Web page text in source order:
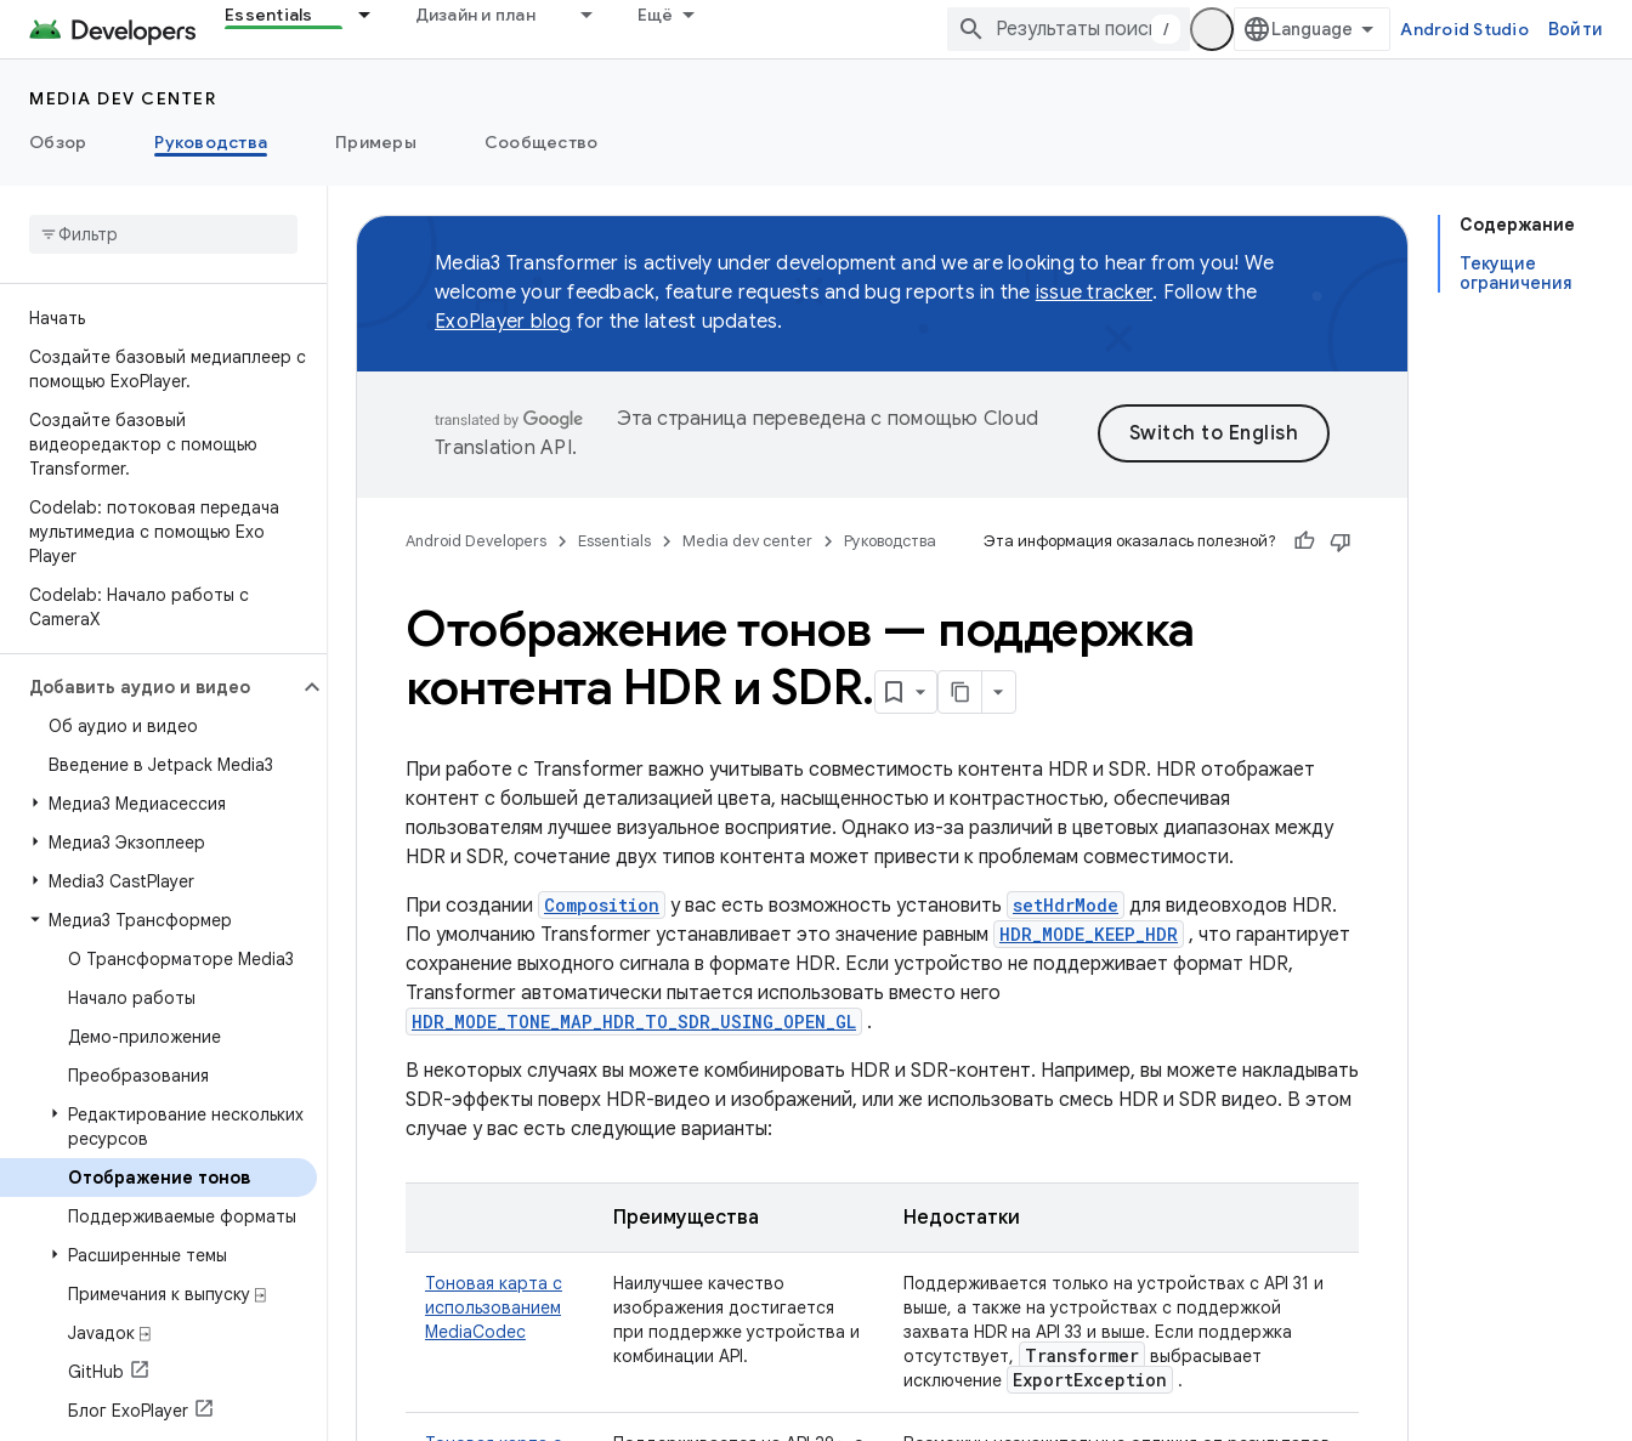
Essentials Дизайн и план Ещё
/ Android Studio Войти
MEDIA DEV CENTER
Обзор
Руководства Примеры Сообщество
Начать
Создайте базовый медиаплеер с
помощью ExoPlayer.
Создайте базовый
видеоредактор с помощью
Transformer.
Codelab: потоковая передача
мультимедиа с помощью Exo
Player
Codelab: Начало работы с
CameraX
Добавить аудио и видео
Об аудио и видео
Введение в Jetpack Media3
Медиа3 Медиасессия
Медиа3 Экзоплеер
Media3 CastPlayer
Медиа3 Трансформер
О Трансформаторе Media3
Начало работы
Демо-приложение
Преобразования
Редактирование нескольких
ресурсов
Отображение тонов
Поддерживаемые форматы
Расширенные темы
Примечания к выпуску ⍈
Javaдок ⍈
GitHub
Блог ExoPlayer
Содержание
Текущие
ограничения
Media3 Transformer is actively under development and we are looking to hear from you! We
welcome your feedback, feature requests and bug reports in the issue tracker. Follow the
ExoPlayer blog for the latest updates.
Эта страница переведена с помощью Cloud
Translation API.
Android Developers Essentials Media dev center Руководства Эта информация оказалась полезной?
Отображение тонов — поддержка
контента HDR и SDR.
При работе с Transformer важно учитывать совместимость контента HDR и SDR. HDR отображает
контент с большей детализацией цвета, насыщенностью и контрастностью, обеспечивая
пользователям лучшее визуальное восприятие. Однако из-за различий в цветовых диапазонах между
HDR и SDR, сочетание двух типов контента может привести к проблемам совместимости.
При создании Composition у вас есть возможность установить setHdrMode для видеовходов HDR.
По умолчанию Transformer устанавливает это значение равным HDR_MODE_KEEP_HDR , что гарантирует
сохранение выходного сигнала в формате HDR. Если устройство не поддерживает формат HDR,
Transformer автоматически пытается использовать вместо него
HDR_MODE_TONE_MAP_HDR_TO_SDR_USING_OPEN_GL .
В некоторых случаях вы можете комбинировать HDR и SDR-контент. Например, вы можете накладывать
SDR-эффекты поверх HDR-видео и изображений, или же использовать смесь HDR и SDR видео. В этом
случае у вас есть следующие варианты:
Преимущества Недостатки
Тоновая карта с
использованием
MediaCodec
Наилучшее качество
изображения достигается
при поддержке устройства и
комбинации API.
Поддерживается только на устройствах с API 31 и
выше, а также на устройствах с поддержкой
захвата HDR на API 33 и выше. Если поддержка
отсутствует,
Transformer выбрасывает
исключение ExportException .